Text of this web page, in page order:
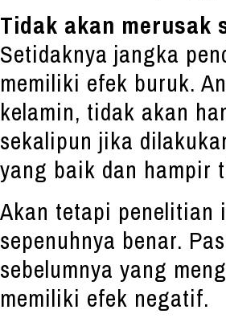
Tidak akan merusak
Setidaknya jangka
memiliki efek buruk.
kelamin, tidak akan
sekalipun jika
yang baik dan hampir
Akan tetapi penelitian
sepenuhnya benar.
sebelumnya yang
memiliki efek negatif.